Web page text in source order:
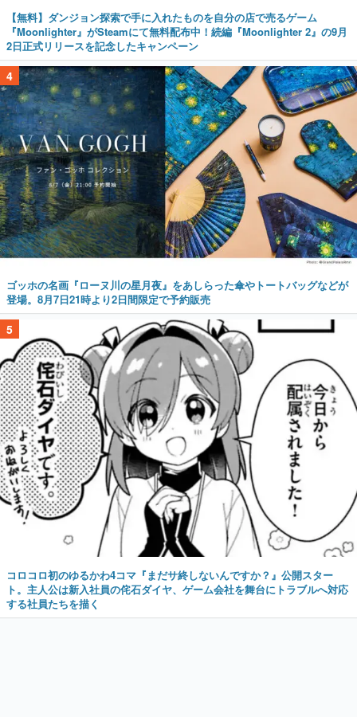
【無料】ダンジョン探索で手に入れたものを自分の店で売るゲーム
『Moonlighter』がSteamにて無料配布中！続編『Moonlighter 2』の9月
2日正式リリースを記念したキャンペーン
4
ゴッホの名画『ローヌ川の星月夜』をあしらった傘やトートバッグなどが
登場。8月7日21時より2日間限定で予約販売
5
コロコロ初のゆるかわ4コマ『まだサ終しないんですか？』公開スター
ト。主人公は新入社員の侘石ダイヤ、ゲーム会社を舞台にトラブルへ対応
する社員たちを描く